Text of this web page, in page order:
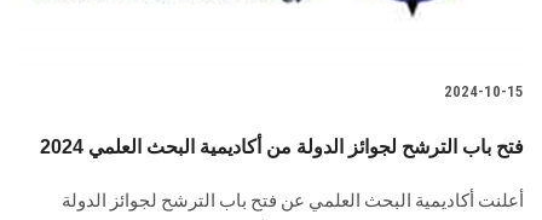
2024-10-15
فتح باب الترشح لجوائز الدولة من أكاديمية البحث العلمي 2024
أعلنت أكاديمية البحث العلمي عن فتح باب الترشح لجوائز الدولة